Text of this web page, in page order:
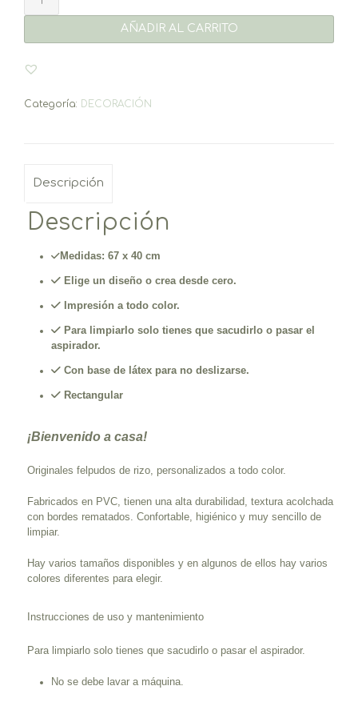
AÑADIR AL CARRITO
Categoría: DECORACIÓN
Descripción
Descripción
Medidas: 67 x 40 cm
Elige un diseño o crea desde cero.
Impresión a todo color.
Para limpiarlo solo tienes que sacudirlo o pasar el
aspirador.
Con base de látex para no deslizarse.
Rectangular
¡Bienvenido a casa!
Originales felpudos de rizo, personalizados a todo color.
Fabricados en PVC, tienen una alta durabilidad, textura acolchada
con bordes rematados. Confortable, higiénico y muy sencillo de
limpiar.
Hay varios tamaños disponibles y en algunos de ellos hay varios
colores diferentes para elegir.
Instrucciones de uso y mantenimiento
Para limpiarlo solo tienes que sacudirlo o pasar el aspirador.
No se debe lavar a máquina.